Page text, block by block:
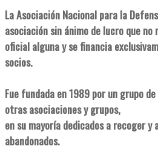
La Asociación Nacional para la
asociación sin ánimo de lucro que no
oficial alguna y se financia
socios.
Fue fundada en 1989 por un grupo
otras asociaciones y grupos,
en su mayoría dedicados a recoger
abandonados.